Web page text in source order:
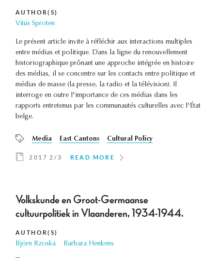
AUTHOR(S)
Vitus Sproten
Le présent article invite à réfléchir aux interactions multiples
entre médias et politique. Dans la ligne du renouvellement
historiographique prônant une approche intégrée en histoire
des médias, il se concentre sur les contacts entre politique et
médias de masse (la presse, la radio et la télévision). Il
interroge en outre l'importance de ces médias dans les
rapports entretenus par les communautés culturelles avec l'État
belge.
Media East Cantons Cultural Policy
2017 2/3 READ MORE
Volkskunde en Groot-Germaanse
cultuurpolitiek in Vlaanderen, 1934-1944.
AUTHOR(S)
Björn Rzoska Barbara Henkens